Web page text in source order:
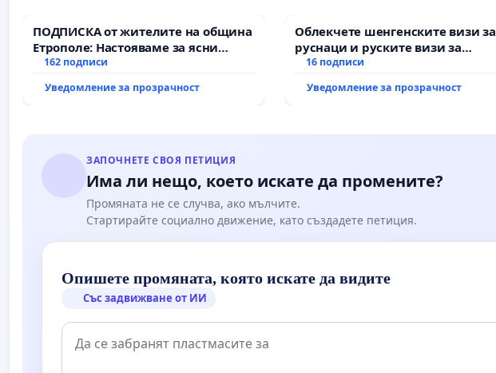
ПОДПИСКА от жителите на община
Етрополе: Настояваме за ясни
гаранции от “Елаците-МЕД” АД и от
всички екологични норми!
162 подписи
Уведомление за прозрачност
Облекчете шенгенските визи за
руснаци и руските визи за
българи
16 подписи
Уведомление за прозрачност
ЗАПОЧНЕТЕ СВОЯ ПЕТИЦИЯ
Има ли нещо, което искате да промените?
Промяната не се случва, ако мълчите.
Стартирайте социално движение, като създадете петиция.
Опишете промяната, която искате да видите
Със задвижване от ИИ